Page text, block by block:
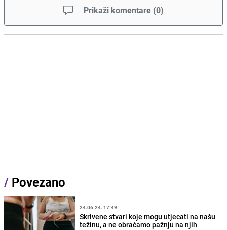
Prikaži komentare (0)
/ Povezano
24.06.24. 17:49
Skrivene stvari koje mogu utjecati na našu
težinu, a ne obraćamo pažnju na njih